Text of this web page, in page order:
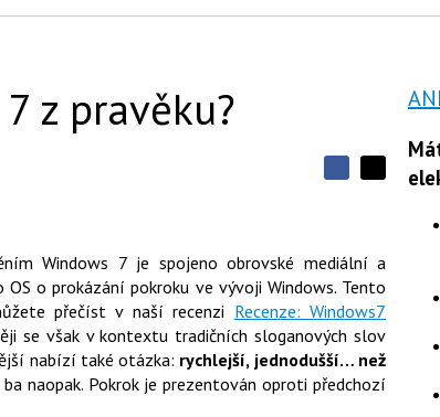
z pravěku?
S
l
e
t
S
j
n
a
a
c
t
n
a
í
t
Windows 7 je spojeno obrovské mediální a
o prokázání pokroku ve vývoji Windows. Tento
přečíst v naší recenzi Recenze: Windows7
se však v kontextu tradičních sloganových slov
nabízí také otázka: rychlejší, jednodušší… než
naopak. Pokrok je prezentován oproti předchozí